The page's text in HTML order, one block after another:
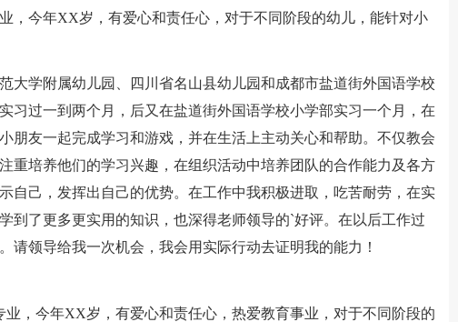
今年XX岁，有爱心和责任心，对于不同阶段的幼儿，能针对小
学附属幼儿园、四川省名山县幼儿园和成都市盐道街外国语学校
习过一到两个月，后又在盐道街外国语学校小学部实习一个月，在
朋友一起完成学习和游戏，并在生活上主动关心和帮助。不仅教会
重培养他们的学习兴趣，在组织活动中培养团队的合作能力及各方
自己，发挥出自己的优势。在工作中我积极进取，吃苦耐劳，在实
到了更多更实用的知识，也深得老师领导的`好评。在以后工作过
请领导给我一次机会，我会用实际行动去证明我的能力！
今年XX岁，有爱心和责任心，热爱教育事业，对于不同阶段的